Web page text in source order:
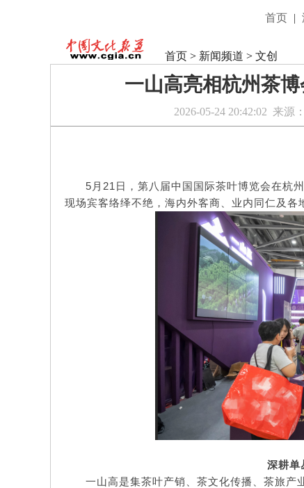
首页 |
首页 > 新闻频道 > 文创
一山高亮相杭州茶
2026-05-24 20:42:02 来源：
5月21日，第八届中国国际茶叶博览会在杭
现场宾客络绎不绝，海内外客商、业内同仁及各
深耕单
一山高是集茶叶产销、茶文化传播、茶旅产